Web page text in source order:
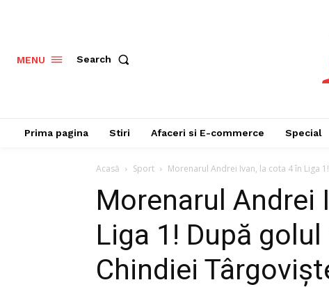
MENU Search
Prima pagina Stiri Afaceri si E-commerce Special
Acasă Sport Morenarul Andrei Ivan, la cota 4 în Liga
Morenarul Andrei
Liga 1! După
Chindiei